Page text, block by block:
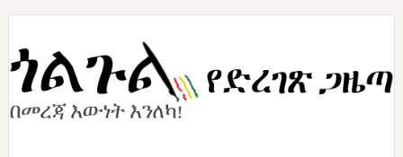
Skip
primary
navigation
Skip
content
Skip
primary
sidebar